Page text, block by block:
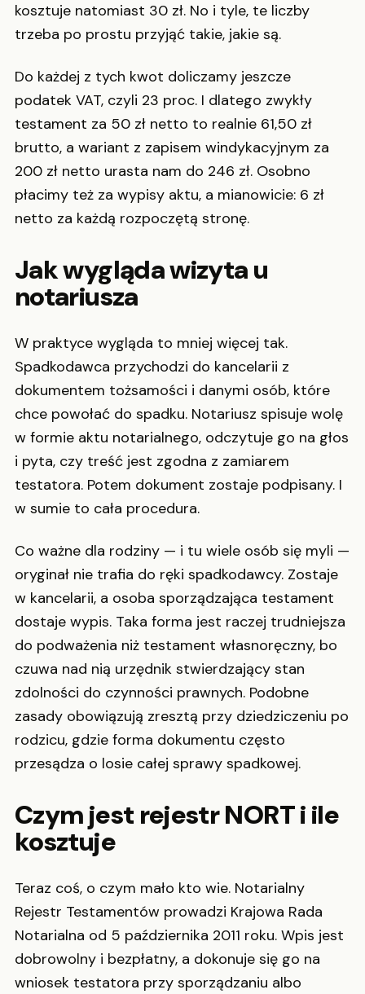
kosztuje natomiast 30 zł. No i tyle, te liczby
trzeba po prostu przyjąć takie, jakie są.
Do każdej z tych kwot doliczamy jeszcze
podatek VAT, czyli 23 proc. I dlatego zwykły
testament za 50 zł netto to realnie 61,50 zł
brutto, a wariant z zapisem windykacyjnym za
200 zł netto urasta nam do 246 zł. Osobno
płacimy też za wypisy aktu, a mianowicie: 6 zł
netto za każdą rozpoczętą stronę.
Jak wygląda wizyta u
notariusza
W praktyce wygląda to mniej więcej tak.
Spadkodawca przychodzi do kancelarii z
dokumentem tożsamości i danymi osób, które
chce powołać do spadku. Notariusz spisuje wolę
w formie aktu notarialnego, odczytuje go na głos
i pyta, czy treść jest zgodna z zamiarem
testatora. Potem dokument zostaje podpisany. I
w sumie to cała procedura.
Co ważne dla rodziny — i tu wiele osób się myli —
oryginał nie trafia do ręki spadkodawcy. Zostaje
w kancelarii, a osoba sporządzająca testament
dostaje wypis. Taka forma jest raczej trudniejsza
do podważenia niż testament własnoręczny, bo
czuwa nad nią urzędnik stwierdzający stan
zdolności do czynności prawnych. Podobne
zasady obowiązują zresztą przy dziedziczeniu po
rodzicu, gdzie forma dokumentu często
przesądza o losie całej sprawy spadkowej.
Czym jest rejestr NORT i ile
kosztuje
Teraz coś, o czym mało kto wie. Notarialny
Rejestr Testamentów prowadzi Krajowa Rada
Notarialna od 5 października 2011 roku. Wpis jest
dobrowolny i bezpłatny, a dokonuje się go na
wniosek testatora przy sporządzaniu albo